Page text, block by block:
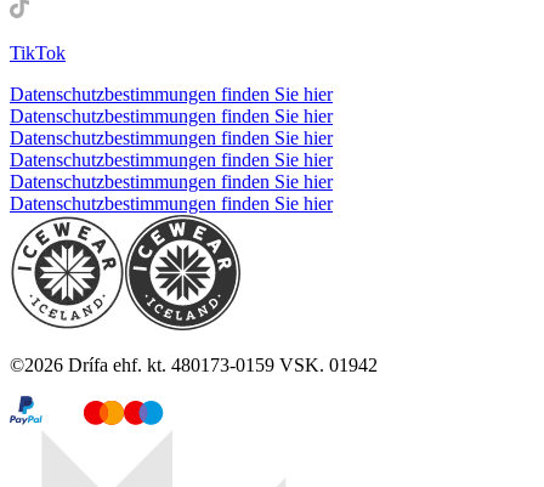
TikTok
Datenschutzbestimmungen finden Sie hier
Datenschutzbestimmungen finden Sie hier
Datenschutzbestimmungen finden Sie hier
Datenschutzbestimmungen finden Sie hier
Datenschutzbestimmungen finden Sie hier
Datenschutzbestimmungen finden Sie hier
©2026 Drífa ehf. kt. 480173-0159 VSK. 01942